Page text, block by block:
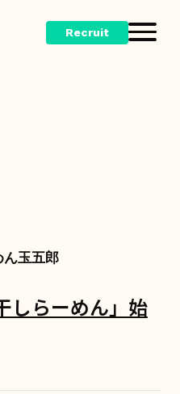
Recruit
ん玉五郎
しらーめん」始